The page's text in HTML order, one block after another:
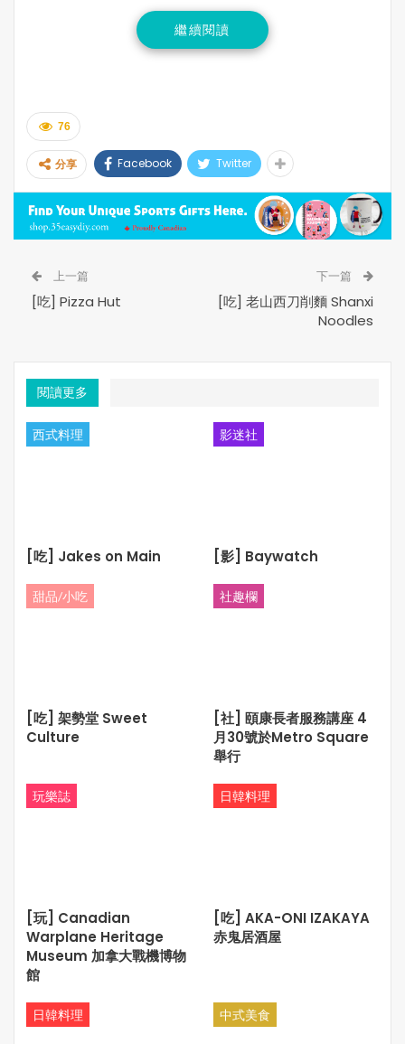
錢，是這個世界上最敏感、也最誠實的話題。
多或少都愛著它，只是羞於承認罷了。
錢，本是一種工具，是貨幣，是我們用來交換生活所需的中
介：食物、衣服、房子、車子、假期、夢想……它不是目
的，卻是通往目的的橋樑。但人們往往走偏了，漸漸地，目
的被模糊，橋變成了唯一的追求。
宅、升等飛行……但這些「高價值物品」，真的為生活帶來
了同等的滿足嗎？還是只是一種「我有能力買」的心理慰
藉？錢的本質在於「使用」，可一旦我們開始崇拜它、服從
想要的生活。它買得到衣食住行，也買得到底氣和尊嚴。當
再委曲求全。
經意間看到的日落、一位老朋友的久違重逢、一次心甘情願
的東西，是錢無法定義的幸福。
工作若只是為了賺錢，那不過是另一種形式的時間監獄。每
天八小時，把最清醒的腦袋、最鮮活的靈魂，投入一件自己
毫無熱情的事情，只為了月底的那一串數字，這樣的生活讓
我懷疑一切。
錢不是敵人，也不是神明。它只是人生中的一部分，一種能
量。我願意擁有它，但我更希望自己能駕馭它，而不是被它
駕馭。
讓錢回到它應有的位置吧。別讓它決定你的價值，別讓它定
義你的快樂，也別讓它，悄無聲息地偷走了你活著的意義。
繼續閱讀
76
分享 Facebook Twitter
上一篇
[吃] Pizza Hut
下一篇
[吃] 老山西刀削麵 Shanxi
Noodles
閱讀更多
西式料理
[吃] Jakes on Main
影迷社
[影] Baywatch
甜品/小吃
[吃] 架勢堂 Sweet
Culture
社趣欄
[社] 頤康長者服務講座 4
月30號於Metro Square
舉行
玩樂誌
[玩] Canadian
Warplane Heritage
Museum 加拿大戰機博物
館
日韓料理
[吃] AKA-ONI IZAKAYA
赤鬼居酒屋
日韓料理 中式美食